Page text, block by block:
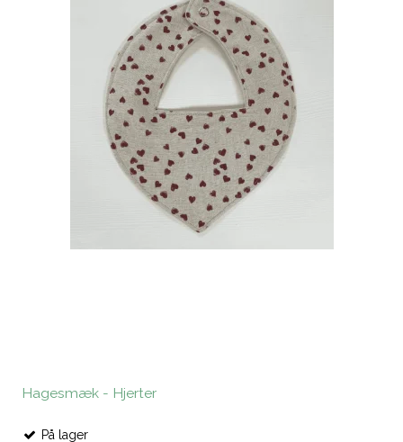
Hagesmæk - Hjerter
På lager